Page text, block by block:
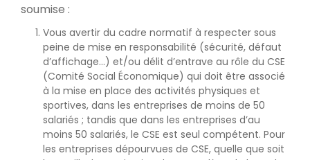
soumise :
Vous avertir du cadre normatif à respecter sous
peine de mise en responsabilité (sécurité, défaut
d’affichage…) et/ou délit d’entrave au rôle du CSE
(Comité Social Économique) qui doit être associé
à la mise en place des activités physiques et
sportives, dans les entreprises de moins de 50
salariés ; tandis que dans les entreprises d’au
moins 50 salariés, le CSE est seul compétent. Pour
les entreprises dépourvues de CSE, quelle que soit